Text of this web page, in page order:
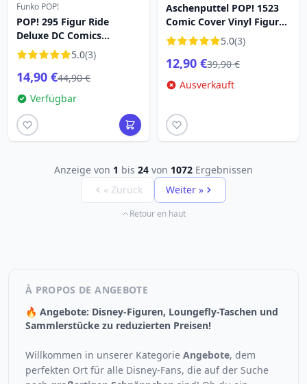
Funko POP!
POP! 295 Figur Ride
Deluxe DC Comics
Aquaman und das
verlorene Königreich
Aquaman auf Storm
5.0(3)
14,90 €44,90 €
Verfügbar
Aschenputtel POP! 1523
Comic Cover Vinyl Figur
Sketched- Aschenputtel 9
cm
5.0(3)
12,90 €39,90 €
Ausverkauft
Anzeige von 1 bis 24 von 1072 Ergebnissen
« Zurück
Weiter »
Retour en haut
À PROPOS DE ANGEBOTE
🔥 Angebote: Disney-Figuren, Loungefly-Taschen und
Sammlerstücke zu reduzierten Preisen!
Willkommen in unserer Kategorie Angebote, dem
perfekten Ort für alle Disney-Fans, die auf der Suche